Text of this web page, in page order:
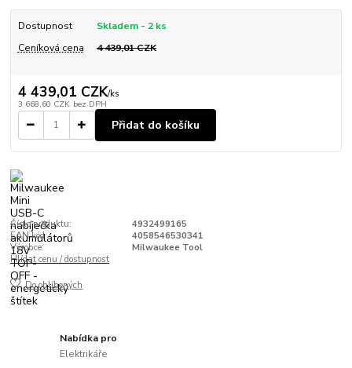
Dostupnost
Skladem - 2 ks
Ceníková cena
4 439,01 CZK
4 439,01 CZK/ks
3 668,60 CZK bez DPH
Přidat do košíku
Číslo produktu:
4932499165
EAN kód:
4058546530341
Výrobce:
Milwaukee Tool
Hlídat cenu / dostupnost
Do oblíbených
Nabídka pro
Elektrikáře